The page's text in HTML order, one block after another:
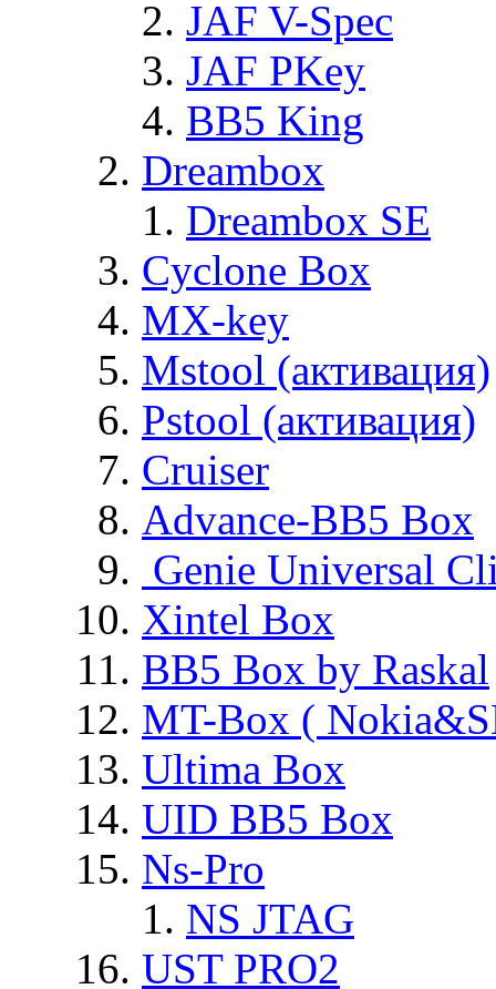
JAF V-Spec
JAF PKey
BB5 King
Dreambox
Dreambox SE
Cyclone Box
MX-key
Mstool (активация)
Pstool (активация)
Cruiser
Advance-BB5 Box
Genie Universal
Xintel Box
BB5 Box by Raskal
MT-Box (
Ultima Box
UID BB5 Box
Ns-Pro
NS JTAG
UST PRO2